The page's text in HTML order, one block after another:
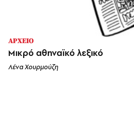
ΑΡΧΕΙΟ
Μικρό αθηναϊκό λεξικό
Λένα Χουρμούζη